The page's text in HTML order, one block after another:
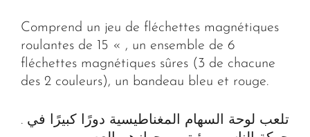
Comprend un jeu de fléchettes magnétiques
roulantes de 15 « , un ensemble de 6
fléchettes magnétiques sûres (3 de chacune
des 2 couleurs), un bandeau bleu et rouge.
. تلعب لوحة السهام المغناطيسية دورًا كبيرًا في